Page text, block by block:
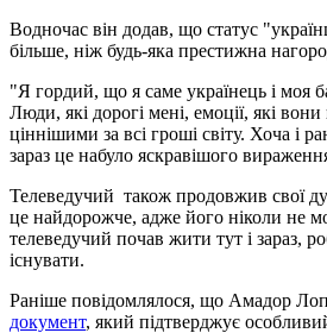
Водночас він додав, що статус
більше, ніж будь-яка престижна
"Я гордий, що я саме українець і моя
Люди, які дорогі мені, емоції, які
ціннішими за всі гроші світу. Хоча і
зараз це набуло яскравішого
Телеведучий також продовжив свої
це найдорожче, адже його ніколи не
телеведучий почав жити тут і зараз,
існувати.
Раніше повідомлялося, що Амадор
документ, який підтверджує